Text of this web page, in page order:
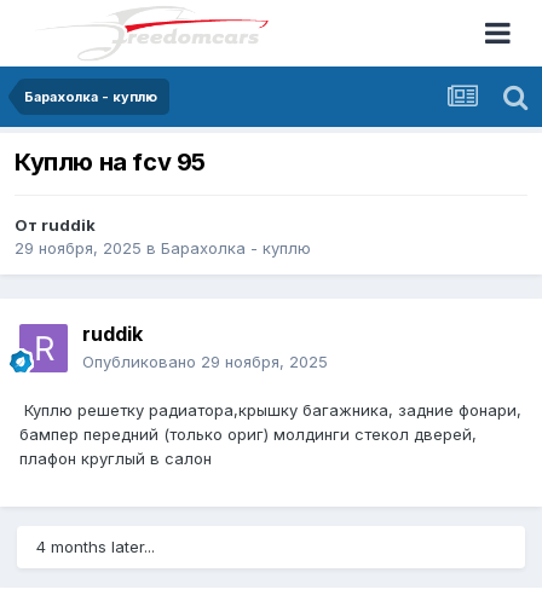
Барахолка - куплю
Куплю на fcv 95
От ruddik
29 ноября, 2025 в Барахолка - куплю
ruddik
Опубликовано 29 ноября, 2025
Куплю решетку радиатора,крышку багажника, задние фонари,
бампер передний (только ориг) молдинги стекол дверей,
плафон круглый в салон
4 months later...